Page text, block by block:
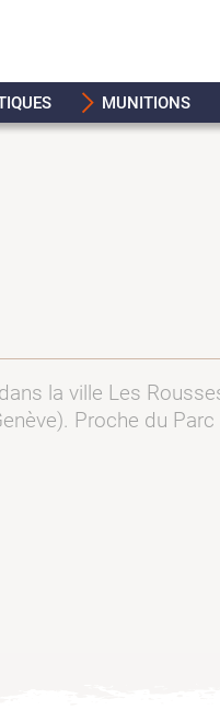
MUNITIONS
la ville Les
Proche du